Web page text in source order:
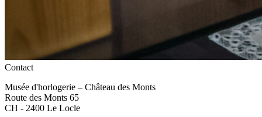
Contact
Musée d'horlogerie – Château des Monts
Route des Monts 65
CH - 2400 Le Locle